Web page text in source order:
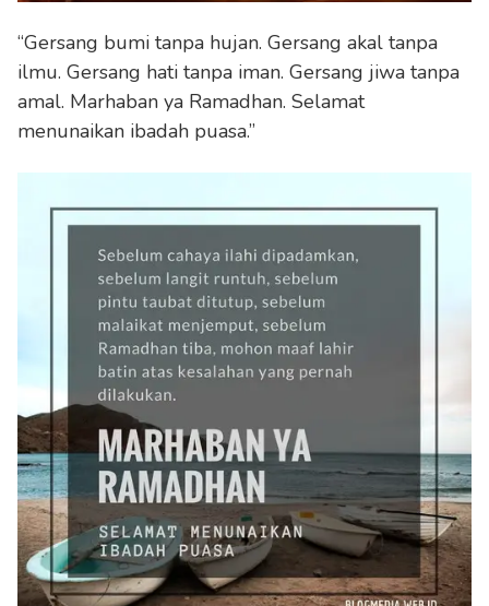
“Gersang bumi tanpa hujan. Gersang akal tanpa
ilmu. Gersang hati tanpa iman. Gersang jiwa tanpa
amal. Marhaban ya Ramadhan. Selamat
menunaikan ibadah puasa.”